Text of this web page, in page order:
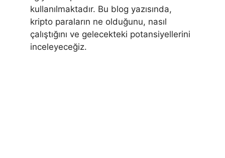
kullanılmaktadır. Bu blog yazısında,
kripto paraların ne olduğunu, nasıl
çalıştığını ve gelecekteki potansiyellerini
inceleyeceğiz.